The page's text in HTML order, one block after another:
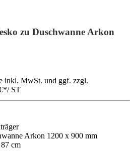
zu Duschwanne Arkon
inkl. MwSt. und ggf. zzgl.
*/ ST
Arkon 1200 x 900 mm
cm